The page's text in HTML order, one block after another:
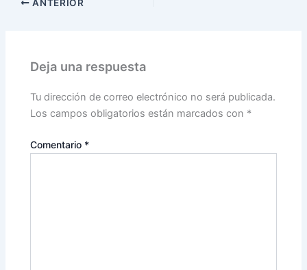
ANTERIOR
Deja una respuesta
Tu dirección de correo electrónico no será publicada.
Los campos obligatorios están marcados con *
Comentario *